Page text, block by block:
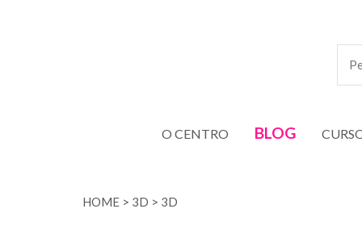
O CENTRO BLOG
HOME > 3D > 3D